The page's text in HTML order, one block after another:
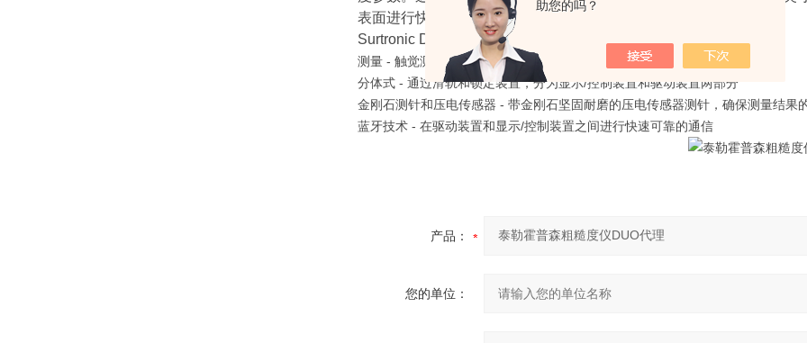
助您的吗？
表面进行快速、轻松和精确的现场测量。
Surtronic Duo II
泰勒霍普森粗糙度仪无锡骏展仪器供应
测量 - 触觉测量按钮，适用难测到的位置
分体式 - 通过滑轨和锁定装置，分为显示/控制装置和驱动装置两部分
金刚石测针和压电传感器 - 带金刚石坚固耐磨的压电传感器测针，确保测量结果
蓝牙技术 - 在驱动装置和显示/控制装置之间进行快速可靠的通信
产品：
您的单位：